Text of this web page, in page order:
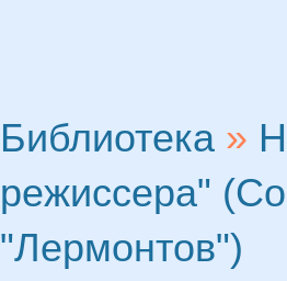
Библиотека »
режиссера"
"Лермонтов")